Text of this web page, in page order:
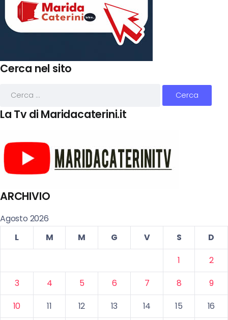
Cerca nel sito
La Tv di Maridacaterini.it
ARCHIVIO
Agosto 2026
L
M M G V S
D
1
2
3
4 5 6 7 8
9
10
11 12 13 14 15
16